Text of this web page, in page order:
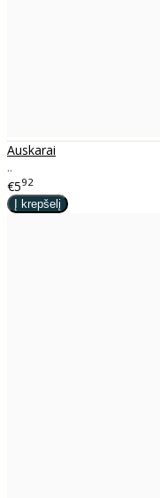
Auskarai
..
€592